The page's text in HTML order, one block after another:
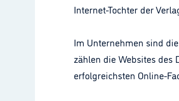
Internet-Tochter der
Im Unternehmen sind
zählen die Websites des
erfolgreichsten Online-